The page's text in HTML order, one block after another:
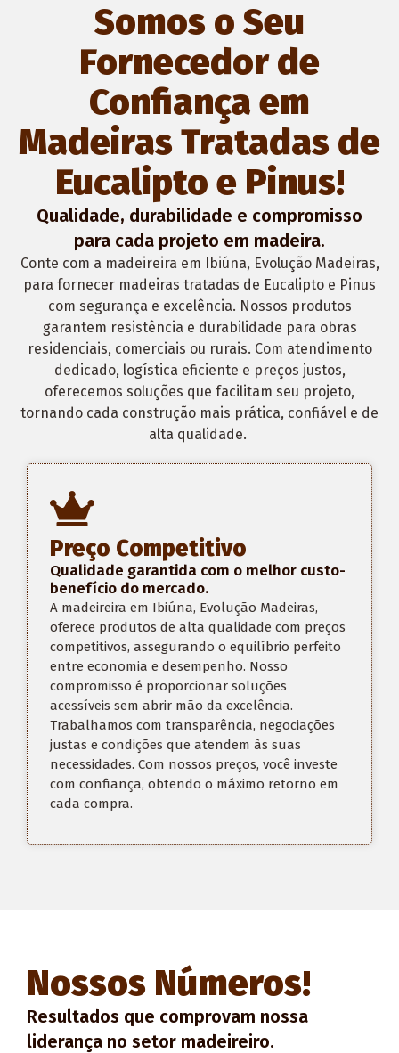
Somos o Seu
Fornecedor de
Confiança em
Madeiras Tratadas de
Eucalipto e Pinus!
Qualidade, durabilidade e compromisso
para cada projeto em madeira.
Conte com a madeireira em Ibiúna, Evolução Madeiras,
para fornecer madeiras tratadas de Eucalipto e Pinus
com segurança e excelência. Nossos produtos
garantem resistência e durabilidade para obras
residenciais, comerciais ou rurais. Com atendimento
dedicado, logística eficiente e preços justos,
oferecemos soluções que facilitam seu projeto,
tornando cada construção mais prática, confiável e de
alta qualidade.
Preço Competitivo
Qualidade garantida com o melhor custo-
benefício do mercado.
A madeireira em Ibiúna, Evolução Madeiras,
oferece produtos de alta qualidade com preços
competitivos, assegurando o equilíbrio perfeito
entre economia e desempenho. Nosso
compromisso é proporcionar soluções
acessíveis sem abrir mão da excelência.
Trabalhamos com transparência, negociações
justas e condições que atendem às suas
necessidades. Com nossos preços, você investe
com confiança, obtendo o máximo retorno em
cada compra.
Nossos Números!
Resultados que comprovam nossa
liderança no setor madeireiro.